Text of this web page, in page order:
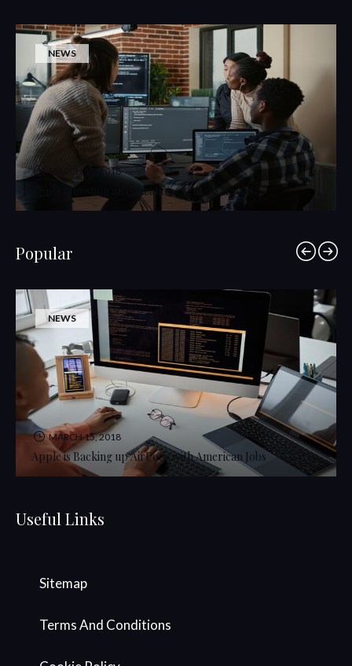
NEWS
MARCH 15, 2018
Apple is hosting an education event on May 28
Popular
NEWS
MARCH 15, 2018
Apple is Backing up AirPods with American Jobs
Useful Links
Sitemap
Terms And Conditions